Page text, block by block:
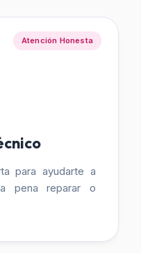
Atención Honesta
para ayudarte a
pena reparar o